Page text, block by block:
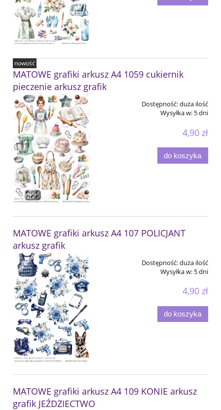
MATOWE grafiki arkusz A4 1059 cukiernik
pieczenie arkusz grafik
Dostępność:duża ilość
Wysyłka w: 5 dni
4,90 zł
do koszyka
nowość
MATOWE grafiki arkusz A4 107 POLICJANT
arkusz grafik
Dostępność:duża ilość
Wysyłka w: 5 dni
4,90 zł
do koszyka
MATOWE grafiki arkusz A4 109 KONIE arkusz
grafik JEŹDZIECTWO